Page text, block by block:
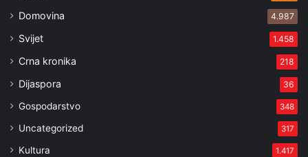
Domovina 4.987
Svijet 1.458
Crna kronika 218
Dijaspora 36
Gospodarstvo 348
Uncategorized 317
Kultura 1.417